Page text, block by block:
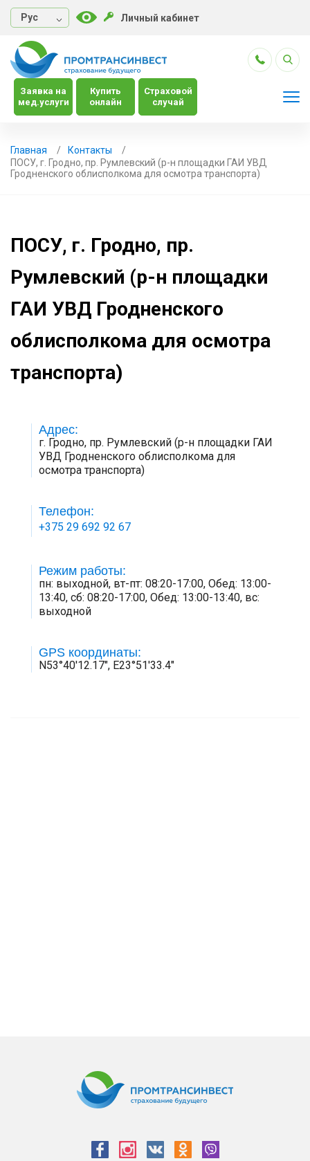
Руc Личный кабинет
Заявка на
мед.услуги
Купить
онлайн
Страховой
случай
Главная
Контакты
ПОСУ, г. Гродно, пр. Румлевский (р-н площадки ГАИ УВД
Гродненского облисполкома для осмотра транспорта)
ПОСУ, г. Гродно, пр.
Румлевский (р-н площадки
ГАИ УВД Гродненского
облисполкома для осмотра
транспорта)
Адрес:
г. Гродно, пр. Румлевский (р-н площадки ГАИ
УВД Гродненского облисполкома для
осмотра транспорта)
Телефон:
+375 29 692 92 67
Режим работы:
пн: выходной, вт-пт: 08:20-17:00, Обед: 13:00-
13:40, сб: 08:20-17:00, Обед: 13:00-13:40, вс:
выходной
GPS координаты:
N53°40'12.17", E23°51'33.4"